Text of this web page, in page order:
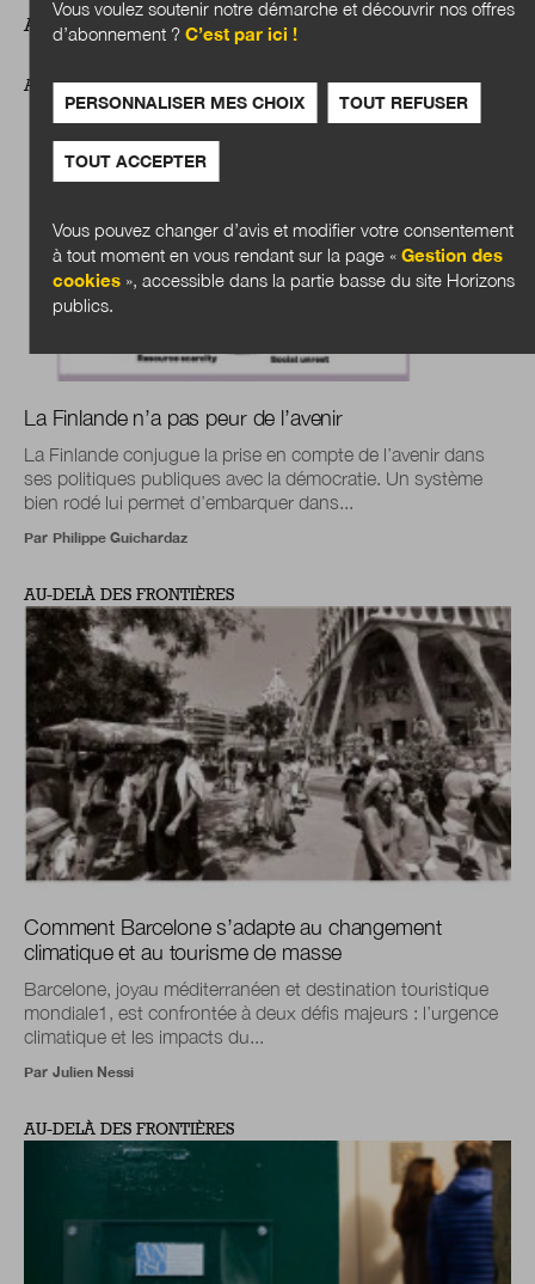
A LIRE AUSSI
AU-DELÀ DES FRONTIÈRES
La Finlande n’a pas peur de l’avenir
La Finlande conjugue la prise en compte de l’avenir dans
ses politiques publiques avec la démocratie. Un système
bien rodé lui permet d’embarquer dans...
Par Philippe Guichardaz
AU-DELÀ DES FRONTIÈRES
Comment Barcelone s’adapte au changement
climatique et au tourisme de masse
Barcelone, joyau méditerranéen et destination touristique
mondiale1, est confrontée à deux défis majeurs : l’urgence
climatique et les impacts du...
Par Julien Nessi
AU-DELÀ DES FRONTIÈRES
Vous voulez soutenir notre démarche et découvrir nos offres
d’abonnement ?C’est par ici !
PERSONNALISER MES CHOIX TOUT REFUSER
TOUT ACCEPTER
Vous pouvez changer d’avis et modifier votre consentement
à tout moment en vous rendant sur la page «Gestion des
cookies », accessible dans la partie basse du site Horizons
publics.